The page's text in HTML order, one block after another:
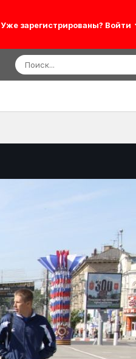
Уже зарегистрированы? Войти